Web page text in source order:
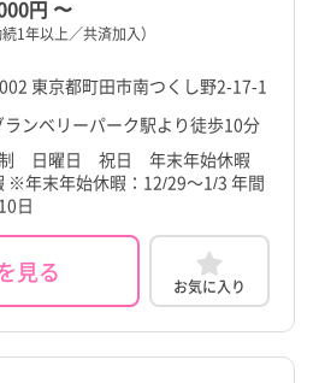
円 〜
1年以上／共済加入）
東京都町田市南つくし野2-17-1
ランベリーパーク駅より徒歩10分
制 日曜日 祝日 年末年始休暇
※年末年始休暇：12/29～1/3 年間
日
見る お気に入り